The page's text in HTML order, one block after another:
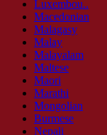
Luxembou..
Macedonian
Malagasy
Malay
Malayalam
Maltese
Maori
Marathi
Mongolian
Burmese
Nepali